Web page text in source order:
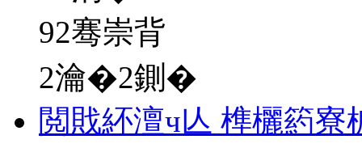
92骞崇背
2瀹�2鍘�
閲戝紑澶ч亾 榫欐箹寮